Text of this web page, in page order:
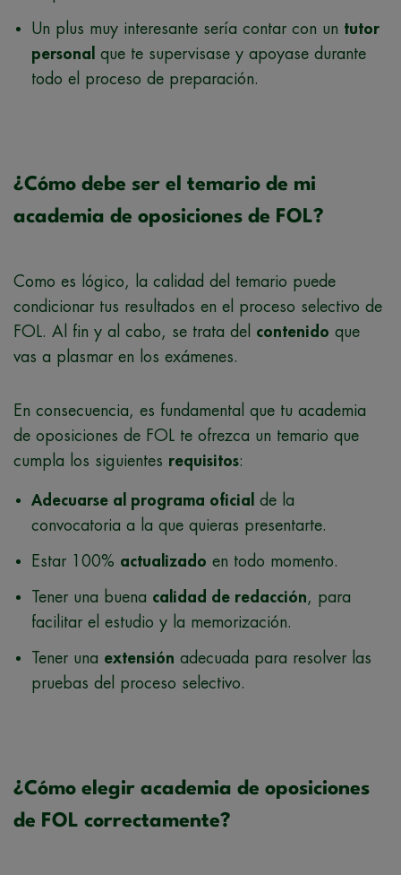
Un plus muy interesante sería contar con un tutor
personal
que te supervisase y apoyase durante
todo el proceso de preparación.
¿Cómo debe ser el temario de mi
academia de oposiciones de FOL?
Como es lógico, la calidad del temario puede
condicionar tus resultados en el proceso selectivo de
FOL. Al fin y al cabo, se trata del contenido que
vas a plasmar en los exámenes.
En consecuencia, es fundamental que tu academia
de oposiciones de FOL te ofrezca un temario que
cumpla los siguientes requisitos:
Adecuarse al programa oficial
de la
convocatoria a la que quieras presentarte.
Estar 100% actualizado en todo momento.
Tener una buena calidad de redacción, para
facilitar el estudio y la memorización.
Tener una extensión adecuada para resolver las
pruebas del proceso selectivo.
¿Cómo elegir academia de oposiciones
de FOL correctamente?